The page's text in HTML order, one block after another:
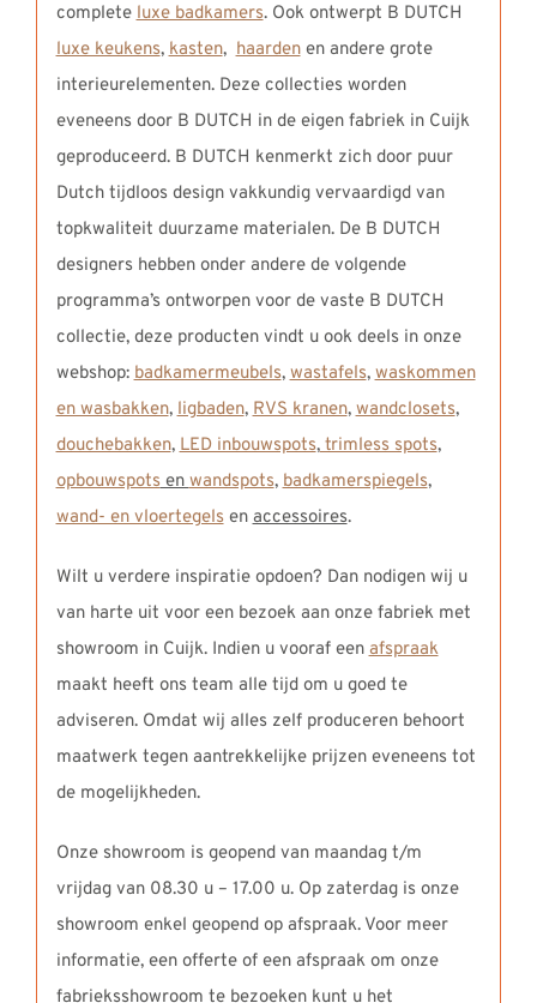
complete luxe badkamers. Ook ontwerpt B DUTCH
luxe keukens, kasten, haardenen andere grote
interieurelementen. Deze collecties worden
eveneens door B DUTCH in de eigen fabriek in Cuijk
geproduceerd. B DUTCH kenmerkt zich door puur
Dutch tijdloos design vakkundig vervaardigd van
topkwaliteit duurzame materialen. De B DUTCH
designers hebben onder andere de volgende
programma’s ontworpen voor de vaste B DUTCH
collectie, deze producten vindt u ook deels in onze
webshop: badkamermeubels, wastafels, waskommen
en wasbakken, ligbaden, RVS kranen, wandclosets,
douchebakken, LED inbouwspots,trimless spots,
opbouwspots en wandspots, badkamerspiegels,
wand- en vloertegels en accessoires.
Wilt u verdere inspiratie opdoen? Dan nodigen wij u
van harte uit voor een bezoek aan onze fabriek met
showroom in Cuijk. Indien u vooraf een afspraak
maakt heeft ons team alle tijd om u goed te
adviseren. Omdat wij alles zelf produceren behoort
maatwerk tegen aantrekkelijke prijzen eveneens tot
de mogelijkheden.
Onze showroom is geopend van maandag t/m
vrijdag van 08.30 u – 17.00 u. Op zaterdag is onze
showroom enkel geopend op afspraak. Voor meer
informatie, een offerte of een afspraak om onze
fabrieksshowroom te bezoeken kunt u het